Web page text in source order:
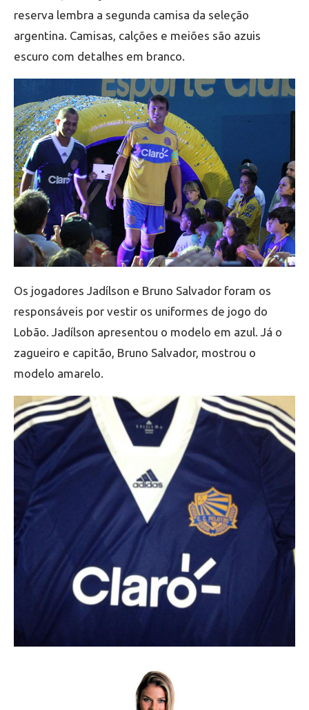
reserva lembra a segunda camisa da seleção
argentina. Camisas, calções e meiões são azuis
escuro com detalhes em branco.
Os jogadores Jadílson e Bruno Salvador foram os
responsáveis por vestir os uniformes de jogo do
Lobão. Jadílson apresentou o modelo em azul. Já o
zagueiro e capitão, Bruno Salvador, mostrou o
modelo amarelo.